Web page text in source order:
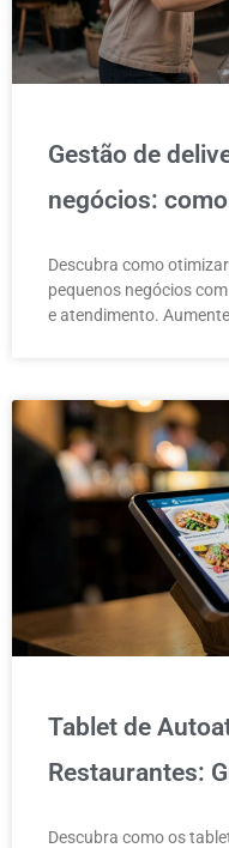
Gestão de
negócios:
Descubra como
pequenos negócios
e atendimento.
Tablet de
Restaurantes:
Descubra como os